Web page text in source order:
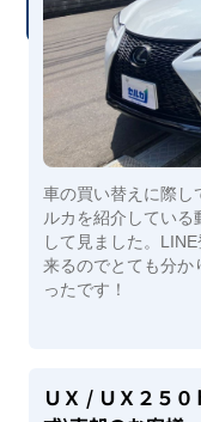
車の買い替えに際し
ルカを紹介してい
して見ました。
来るのでとても分か
ったです！
ＵＸ / ＵＸ２５０